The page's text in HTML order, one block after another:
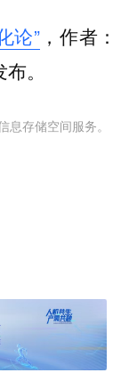
论”，作者：
。
存储空间服务。